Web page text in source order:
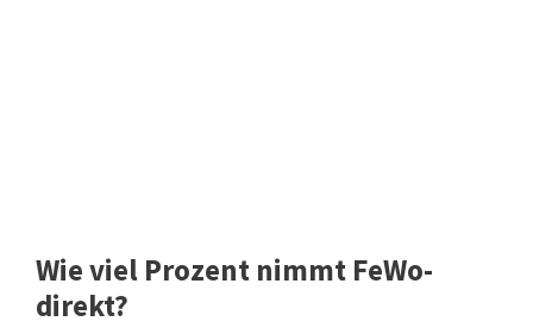
Wie viel Prozent nimmt FeWo-
direkt?